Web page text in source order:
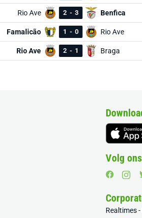
Rio Ave 2 - 3 Benfica
Famalicão 1 - 0 Rio Ave
Rio Ave 2 - 1 Braga
Volg
Realtimes